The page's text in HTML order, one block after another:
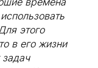
этого
в его жизни